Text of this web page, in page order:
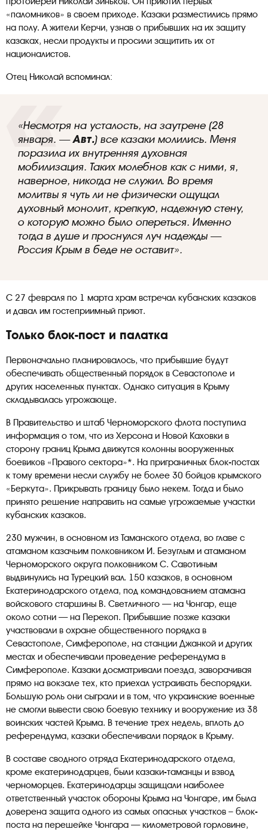
«паломников» в своем приходе. Казаки разместились прямо
на полу. А жители Керчи, узнав о прибывших на их защиту
казаках, несли продукты и просили защитить их от
националистов.
Отец Николай вспоминал:
«Несмотря на усталость, на заутрене (28
января. —Авт.) все казаки молились. Меня
поразила их внутренняя духовная
мобилизация. Таких молебнов как с ними, я,
наверное, никогда не служил. Во время
молитвы я чуть ли не физически ощущал
духовный монолит, крепкую, надежную стену,
о которую можно было опереться. Именно
тогда в душе и проснулся луч надежды —
Россия Крым в беде не оставит».
С 27 февраля по 1 марта храм встречал кубанских казаков
и давал им гостеприимный приют.
Только блок-пост и палатка
Первоначально планировалось, что прибывшие будут
обеспечивать общественный порядок в Севастополе и
других населенных пунктах. Однако ситуация в Крыму
складывалась угрожающе.
В Правительство и штаб Черноморского флота поступила
информация о том, что из Херсона и Новой Каховки в
сторону границ Крыма движутся колонны вооруженных
боевиков «Правого сектора»*. На приграничных блок-постах
к тому времени несли службу не более 30 бойцов крымского
«Беркута». Прикрывать границу было некем. Тогда и было
принято решение направить на самые угрожаемые участки
кубанских казаков.
230 мужчин, в основном из Таманского отдела, во главе с
атаманом казачьим полковником И. Безуглым и атаманом
Черноморского округа полковником С. Савотиным
выдвинулись на Турецкий вал. 150 казаков, в основном
Екатеринодарского отдела, под командованием атамана
войскового старшины В. Светличного — на Чонгар, еще
около сотни — на Перекоп. Прибывшие позже казаки
участвовали в охране общественного порядка в
Севастополе, Симферополе, на станции Джанкой и других
местах и обеспечивали проведение референдума в
Симферополе. Казаки досматривали поезда, заворачивая
прямо на вокзале тех, кто приехал устраивать беспорядки.
Большую роль они сыграли и в том, что украинские военные
не смогли вывести свою боевую технику и вооружение из 38
воинских частей Крыма. В течение трех недель, вплоть до
референдума, казаки обеспечивали порядок в Крыму.
В составе сводного отряда Екатеринодарского отдела,
кроме екатеринодарцев, были казаки-таманцы и взвод
черноморцев. Екатеринодарцы защищали наиболее
ответственный участок обороны Крыма на Чонгаре, им была
доверена защита одного из самых опасных участков – блок-
поста на перешейке Чонгара — километровой горловине,